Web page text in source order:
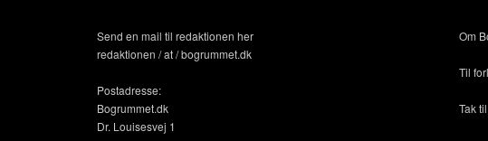
Send en mail til redaktionen her
redaktionen / at / bogrummet.dk
Postadresse:
Bogrummet.dk
Dr. Louisesvej 1
Om
Til
Tak til